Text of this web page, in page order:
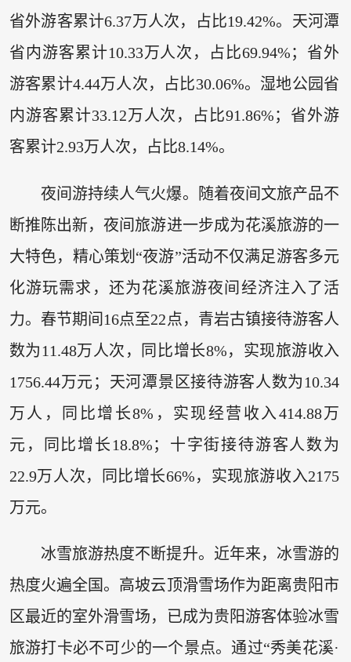
省外游客累计6.37万人次，占比19.42%。天河潭
省内游客累计10.33万人次，占比69.94%；省外
游客累计4.44万人次，占比30.06%。湿地公园省
内游客累计33.12万人次，占比91.86%；省外游
客累计2.93万人次，占比8.14%。
夜间游持续人气火爆。随着夜间文旅产品不
断推陈出新，夜间旅游进一步成为花溪旅游的一
大特色，精心策划“夜游”活动不仅满足游客多元
化游玩需求，还为花溪旅游夜间经济注入了活
力。春节期间16点至22点，青岩古镇接待游客人
数为11.48万人次，同比增长8%，实现旅游收入
1756.44万元；天河潭景区接待游客人数为10.34
万人，同比增长8%，实现经营收入414.88万
元，同比增长18.8%；十字街接待游客人数为
22.9万人次，同比增长66%，实现旅游收入2175
万元。
冰雪旅游热度不断提升。近年来，冰雪游的
热度火遍全国。高坡云顶滑雪场作为距离贵阳市
区最近的室外滑雪场，已成为贵阳游客体验冰雪
旅游打卡必不可少的一个景点。通过“秀美花溪·